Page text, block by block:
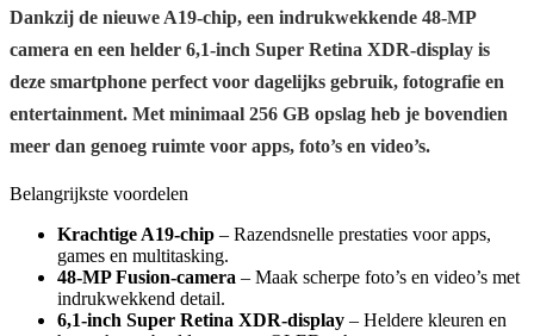
Dankzij de nieuwe A19-chip, een indrukwekkende 48-MP
camera en een helder 6,1-inch Super Retina XDR-display is
deze smartphone perfect voor dagelijks gebruik, fotografie en
entertainment. Met minimaal 256 GB opslag heb je bovendien
meer dan genoeg ruimte voor apps, foto’s en video’s.
Belangrijkste voordelen
Krachtige A19-chip – Razendsnelle prestaties voor apps,
games en multitasking.
48-MP Fusion-camera – Maak scherpe foto’s en video’s met
indrukwekkend detail.
6,1-inch Super Retina XDR-display – Heldere kleuren en